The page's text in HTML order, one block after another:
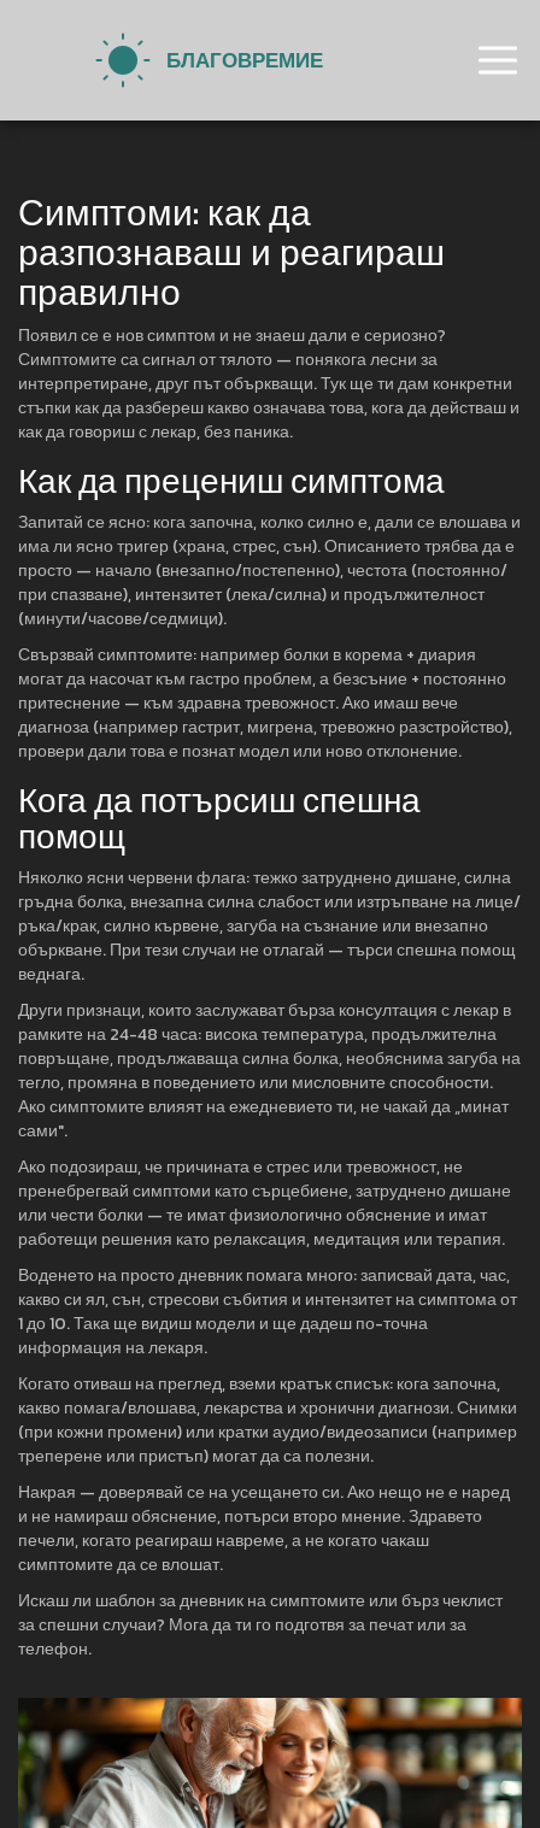
Симптоми: как да
разпознаваш и реагираш
правилно
Появил се е нов симптом и не знаеш дали е сериозно?
Симптомите са сигнал от тялото — понякога лесни за
интерпретиране, друг път объркващи. Тук ще ти дам конкретни
стъпки как да разбереш какво означава това, кога да действаш и
как да говориш с лекар, без паника.
Как да прецениш симптома
Запитай се ясно: кога започна, колко силно е, дали се влошава и
има ли ясно тригер (храна, стрес, сън). Описанието трябва да е
просто — начало (внезапно/постепенно), честота (постоянно/
при спазване), интензитет (лека/силна) и продължителност
(минути/часове/седмици).
Свързвай симптомите: например болки в корема + диария
могат да насочат към гастро проблем, а безсъние + постоянно
притеснение — към здравна тревожност. Ако имаш вече
диагноза (например гастрит, мигрена, тревожно разстройство),
провери дали това е познат модел или ново отклонение.
Кога да потърсиш спешна
помощ
Няколко ясни червени флага: тежко затруднено дишане, силна
гръдна болка, внезапна силна слабост или изтръпване на лице/
ръка/крак, силно кървене, загуба на съзнание или внезапно
объркване. При тези случаи не отлагай — търси спешна помощ
веднага.
Други признаци, които заслужават бърза консултация с лекар в
рамките на 24-48 часа: висока температура, продължителна
повръщане, продължаваща силна болка, необяснима загуба на
тегло, промяна в поведението или мисловните способности.
Ако симптомите влияят на ежедневието ти, не чакай да „минат
сами".
Ако подозираш, че причината е стрес или тревожност, не
пренебрегвай симптоми като сърцебиене, затруднено дишане
или чести болки — те имат физиологично обяснение и имат
работещи решения като релаксация, медитация или терапия.
Воденето на просто дневник помага много: записвай дата, час,
какво си ял, сън, стресови събития и интензитет на симптома от
1 до 10. Така ще видиш модели и ще дадеш по-точна
информация на лекаря.
Когато отиваш на преглед, вземи кратък списък: кога започна,
какво помага/влошава, лекарства и хронични диагнози. Снимки
(при кожни промени) или кратки аудио/видеозаписи (например
треперене или пристъп) могат да са полезни.
Накрая — доверявай се на усещането си. Ако нещо не е наред
и не намираш обяснение, потърси второ мнение. Здравето
печели, когато реагираш навреме, а не когато чакаш
симптомите да се влошат.
Искаш ли шаблон за дневник на симптомите или бърз чеклист
за спешни случаи? Мога да ти го подготвя за печат или за
телефон.